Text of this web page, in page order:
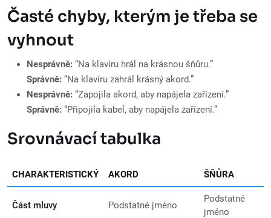
Časté chyby, kterým je třeba se
vyhnout
Nesprávně: “Na klavíru hrál na krásnou šňůru.”
Správně: “Na klavíru zahrál krásný akord.”
Nesprávně: “Zapojila akord, aby napájela zařízení.”
Správně: “Připojila kabel, aby napájela zařízení.”
Srovnávací tabulka
CHARAKTERISTICKÝ AKORD ŠŇŮRA
Část mluvy Podstatné jméno
Podstatné
jméno